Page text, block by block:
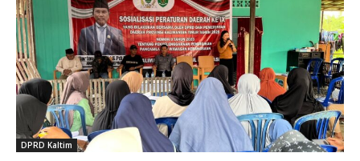
DPRD Kaltim